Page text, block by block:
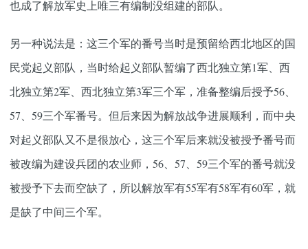
也成了解放军史上唯三有编制没组建的部队。
另一种说法是：这三个军的番号当时是预留给西北地区的国
民党起义部队，当时给起义部队暂编了西北独立第1军、西
北独立第2军、西北独立第3军三个军，准备整编后授予56、
57、59三个军番号。但后来因为解放战争进展顺利，而中央
对起义部队又不是很放心，这三个军后来就没被授予番号而
被改编为建设兵团的农业师，56、57、59三个军的番号就没
被授予下去而空缺了，所以解放军有55军有58军有60军，就
是缺了中间三个军。